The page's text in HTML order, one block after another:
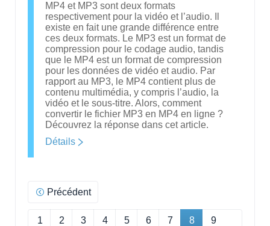
MP4 et MP3 sont deux formats
respectivement pour la vidéo et l’audio. Il
existe en fait une grande différence entre
ces deux formats. Le MP3 est un format de
compression pour le codage audio, tandis
que le MP4 est un format de compression
pour les données de vidéo et audio. Par
rapport au MP3, le MP4 contient plus de
contenu multimédia, y compris l’audio, la
vidéo et le sous-titre. Alors, comment
convertir le fichier MP3 en MP4 en ligne ?
Découvrez la réponse dans cet article.
Détails
Précédent
1 2 3 4 5 6 7 8 9